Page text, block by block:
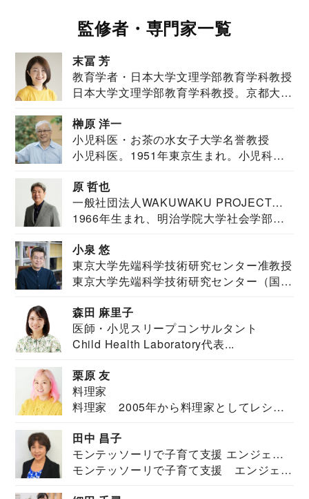
監修者・専門家一覧
末冨 芳
教育学者・日本大学文理学部教育学科教授
日本大学文理学部教育学科教授。京都大学
榊原 洋一
小児科医・お茶の水女子大学名誉教授
小児科医。1951年東京生まれ。小児科
原 哲也
一般社団法人WAKUWAKU PROJECT
JAPAN代表・言語聴覚士・社会福祉士
1966年生まれ、明治学院大学社会学部福
小泉 悠
東京大学先端科学技術研究センター准教授
東京大学先端科学技術研究センター（国際
森田 麻里子
医師・小児スリープコンサルタント
Child Health Laboratory代表...
栗原 友
料理家
料理家 2005年から料理家としてレシピ
田中 昌子
モンテッソーリで子育て支援 エンジェル
ズハウス研究所所長
モンテッソーリで子育て支援 エンジェル